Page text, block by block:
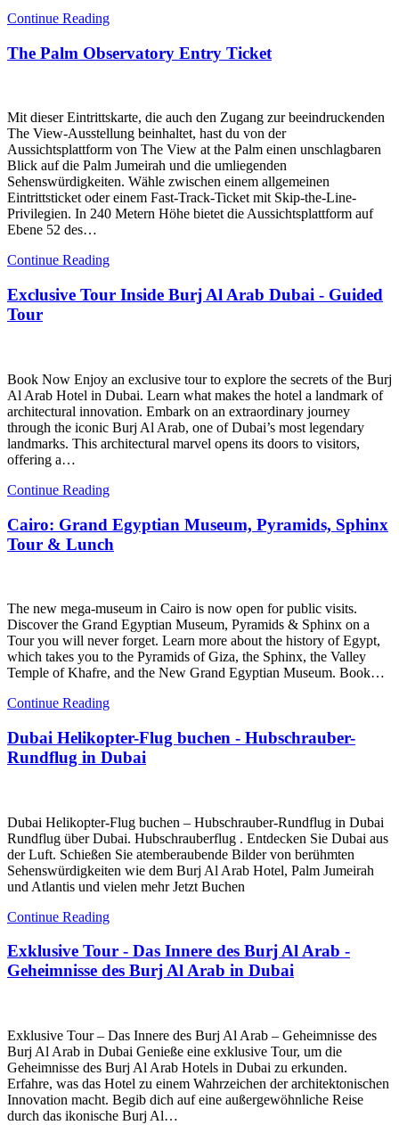
Continue Reading
The Palm Observatory Entry Ticket
Mit dieser Eintrittskarte, die auch den Zugang zur beeindruckenden
The View-Ausstellung beinhaltet, hast du von der
Aussichtsplattform von The View at the Palm einen unschlagbaren
Blick auf die Palm Jumeirah und die umliegenden
Sehenswürdigkeiten. Wähle zwischen einem allgemeinen
Eintrittsticket oder einem Fast-Track-Ticket mit Skip-the-Line-
Privilegien. In 240 Metern Höhe bietet die Aussichtsplattform auf
Ebene 52 des…
Continue Reading
Exclusive Tour Inside Burj Al Arab Dubai - Guided
Tour
Book Now Enjoy an exclusive tour to explore the secrets of the Burj
Al Arab Hotel in Dubai. Learn what makes the hotel a landmark of
architectural innovation. Embark on an extraordinary journey
through the iconic Burj Al Arab, one of Dubai’s most legendary
landmarks. This architectural marvel opens its doors to visitors,
offering a…
Continue Reading
Cairo: Grand Egyptian Museum, Pyramids, Sphinx
Tour & Lunch
The new mega-museum in Cairo is now open for public visits.
Discover the Grand Egyptian Museum, Pyramids & Sphinx on a
Tour you will never forget. Learn more about the history of Egypt,
which takes you to the Pyramids of Giza, the Sphinx, the Valley
Temple of Khafre, and the New Grand Egyptian Museum. Book…
Continue Reading
Dubai Helikopter-Flug buchen - Hubschrauber-
Rundflug in Dubai
Dubai Helikopter-Flug buchen – Hubschrauber-Rundflug in Dubai
Rundflug über Dubai. Hubschrauberflug . Entdecken Sie Dubai aus
der Luft. Schießen Sie atemberaubende Bilder von berühmten
Sehenswürdigkeiten wie dem Burj Al Arab Hotel, Palm Jumeirah
und Atlantis und vielen mehr Jetzt Buchen
Continue Reading
Exklusive Tour - Das Innere des Burj Al Arab -
Geheimnisse des Burj Al Arab in Dubai
Exklusive Tour – Das Innere des Burj Al Arab – Geheimnisse des
Burj Al Arab in Dubai Genieße eine exklusive Tour, um die
Geheimnisse des Burj Al Arab Hotels in Dubai zu erkunden.
Erfahre, was das Hotel zu einem Wahrzeichen der architektonischen
Innovation macht. Begib dich auf eine außergewöhnliche Reise
durch das ikonische Burj Al…